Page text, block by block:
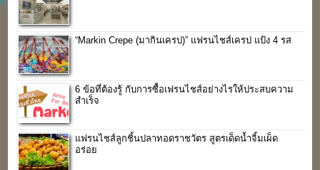
“Markin Crepe (มากินเครป)” แฟรนไชส์เครป แป้ง 4 รส
6 ข้อที่ต้องรู้ กับการซื้อเฟรนไชส์อย่างไรให้ประสบความ
สำเร็จ
แฟรนไชส์ลูกชิ้นปลาทอดราชวัตร สูตรเด็ดน้ำจิ้มเผ็ด
อร่อย